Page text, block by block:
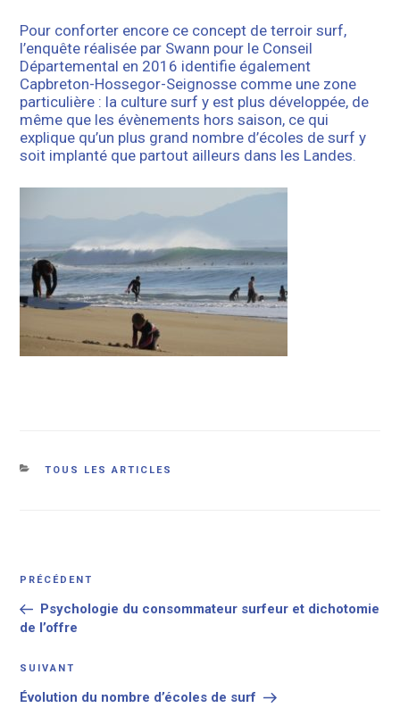
Pour conforter encore ce concept de terroir surf,
l’enquête réalisée par Swann pour le Conseil
Départemental en 2016 identifie également
Capbreton-Hossegor-Seignosse comme une zone
particulière : la culture surf y est plus développée, de
même que les évènements hors saison, ce qui
explique qu’un plus grand nombre d’écoles de surf y
soit implanté que partout ailleurs dans les Landes.
Catégories
TOUS LES ARTICLES
l’article
Article
PRÉCÉDENT
Psychologie du consommateur surfeur et dichotomie
de l’offre
Article
SUIVANT
Évolution du nombre d’écoles de surf